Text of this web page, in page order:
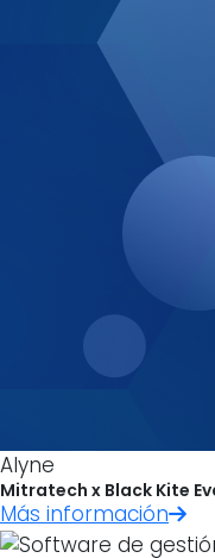
Alyne
Mitratech x Black Kite
Más información